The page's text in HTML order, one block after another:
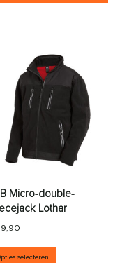
Micro-double-
Lothar
selecteren
Dit product